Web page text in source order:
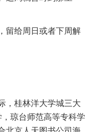
给周日或者下周解
桂林洋大学城三大
琼台师范高等专科学